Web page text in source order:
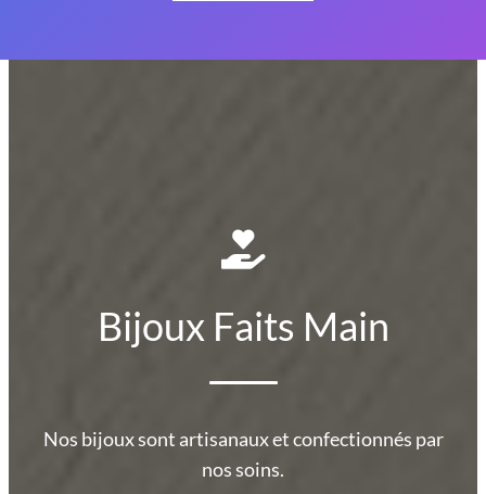
Bijoux Faits Main
Nos bijoux sont artisanaux et confectionnés par
nos soins.